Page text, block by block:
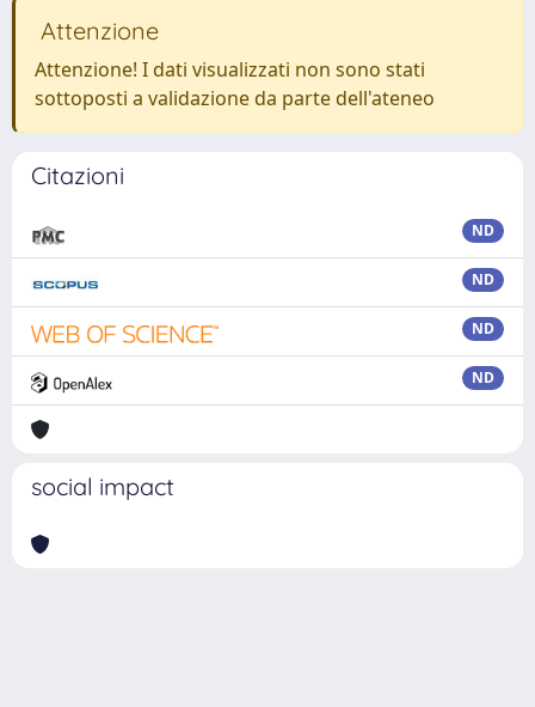
Attenzione
Attenzione! I dati visualizzati non sono stati
sottoposti a validazione da parte dell'ateneo
Citazioni
ND
ND
ND
ND
social impact